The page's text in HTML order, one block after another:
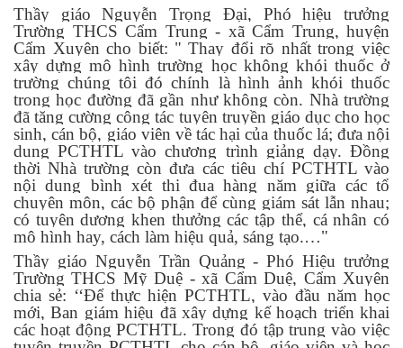
Thầy giáo Nguyễn Trọng Đại, Phó hiệu trưởng
Trường THCS Cẩm Trung - xã Cẩm Trung, huyện
Cẩm Xuyên cho biết: " Thay đổi rõ nhất trong việc
xây dựng mô hình trường học không khói thuốc ở
trường chúng tôi đó chính là hình ảnh khói thuốc
trong học đường đã gần như không còn. Nhà trường
đã tăng cường công tác tuyên truyền giáo dục cho học
sinh, cán bộ, giáo viên về tác hại của thuốc lá; đưa nội
dung PCTHTL vào chương trình giảng dạy. Đồng
thời Nhà trường còn đưa các tiêu chí PCTHTL vào
nội dung bình xét thi đua hàng năm giữa các tổ
chuyên môn, các bộ phận để cùng giám sát lẫn nhau;
có tuyên dương khen thưởng các tập thể, cá nhân có
mô hình hay, cách làm hiệu quả, sáng tạo.…"
Thầy giáo Nguyễn Trần Quảng - Phó Hiệu trưởng
Trường THCS Mỹ Duệ - xã Cẩm Duệ, Cẩm Xuyên
chia sẻ: ‘‘Để thực hiện PCTHTL, vào đầu năm học
mới, Ban giám hiệu đã xây dựng kế hoạch triển khai
các hoạt động PCTHTL. Trong đó tập trung vào việc